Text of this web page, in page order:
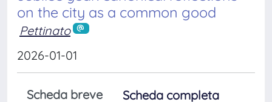
on the city as a common good
Pettinato
2026-01-01
Scheda breve
Scheda completa